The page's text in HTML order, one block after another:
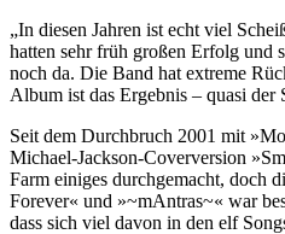
„In diesen Jahren ist echt viel
hatten sehr früh großen Erfolg und
noch da. Die Band hat extreme
Album ist das Ergebnis – quasi der
Seit dem Durchbruch 2001 mit
Michael-Jackson-Coverversion
Farm einiges durchgemacht, doch
Forever« und »~mAntras~« war
dass sich viel davon in den elf